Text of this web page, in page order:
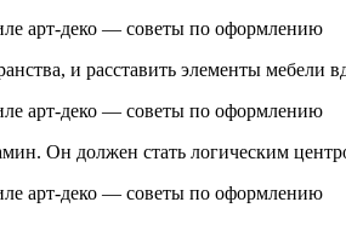
и расставить элементы мебели
Он должен стать логическим